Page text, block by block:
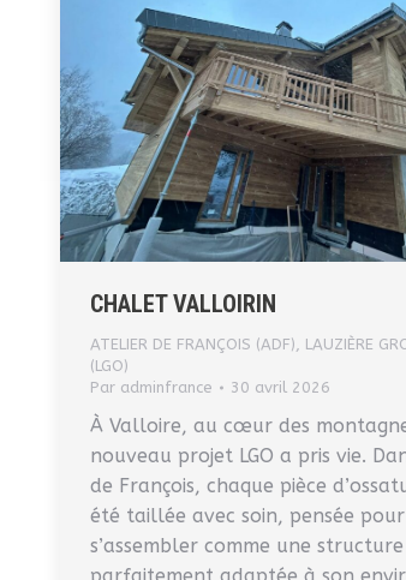
CHALET VALLOIRIN
ATELIER DE FRANÇOIS (ADF)
LAUZIÈRE
(LGO)
Par adminfrance 30 avril 2026
À Valloire, au cœur des
nouveau projet LGO a pris vie.
de François, chaque pièce
été taillée avec soin, pensée pour
s’assembler comme une